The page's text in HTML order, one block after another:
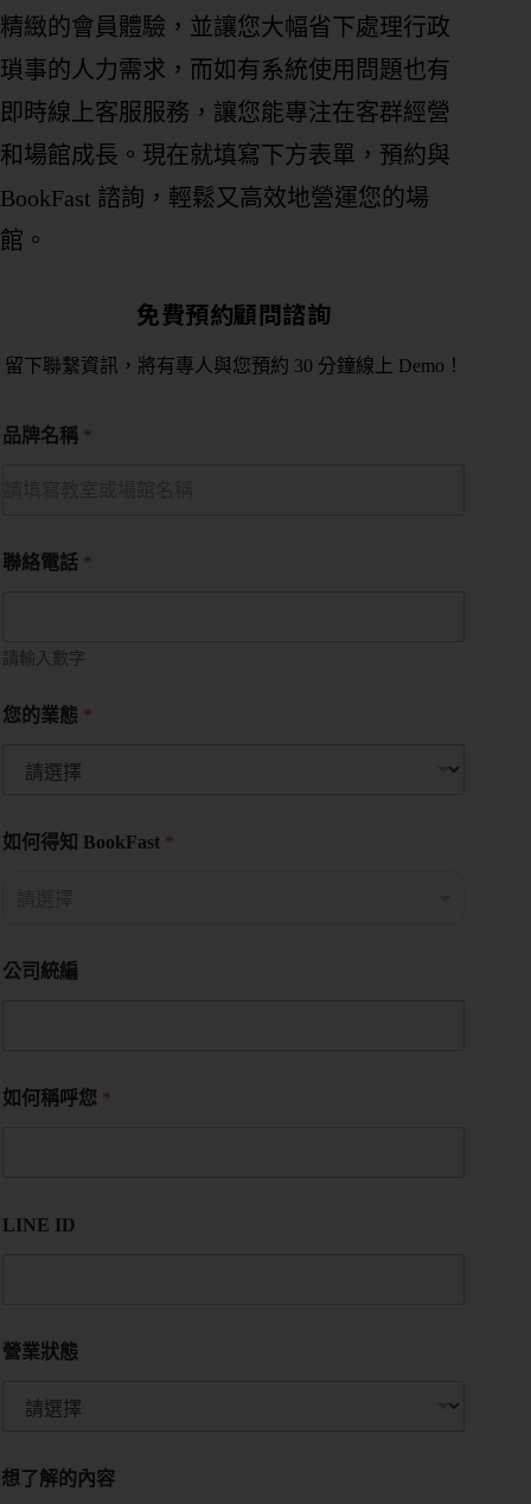
精緻的會員體驗，並讓您大幅省下處理行政
瑣事的人力需求，而如有系統使用問題也有
即時線上客服服務，讓您能專注在客群經營
和場館成長。現在就填寫下方表單，預約與
BookFast 諮詢，輕鬆又高效地營運您的場
館。
免費預約顧問諮詢
留下聯繫資訊，將有專人與您預約 30 分鐘線上 Demo！
品牌名稱 *
聯絡電話 *
請輸入數字
您的業態 *
如何得知 BookFast *
公司統編
如何稱呼您 *
LINE ID
營業狀態
想了解的內容
私
／
教
課
進